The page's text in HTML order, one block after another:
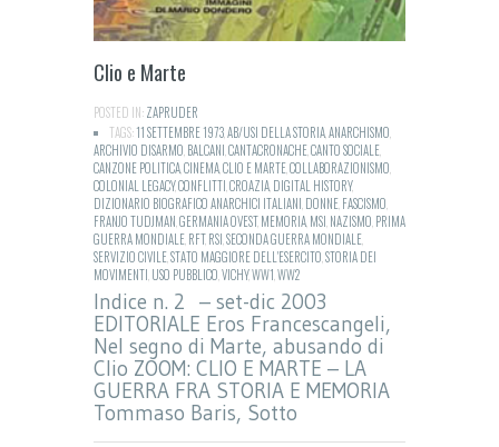
Clio e Marte
POSTED IN:ZAPRUDER
TAGS:11 SETTEMBRE 1973,AB/USI DELLA STORIA,ANARCHISMO,
ARCHIVIO DISARMO,BALCANI,CANTACRONACHE,CANTO SOCIALE,
CANZONE POLITICA,CINEMA,CLIO E MARTE,COLLABORAZIONISMO,
COLONIAL LEGACY,CONFLITTI,CROAZIA,DIGITAL HISTORY,
DIZIONARIO BIOGRAFICO ANARCHICI ITALIANI,DONNE,FASCISMO,
FRANJO TUDJMAN,GERMANIA OVEST,MEMORIA,MSI,NAZISMO,PRIMA
GUERRA MONDIALE,RFT,RSI,SECONDA GUERRA MONDIALE,
SERVIZIO CIVILE,STATO MAGGIORE DELL'ESERCITO,STORIA DEI
MOVIMENTI,USO PUBBLICO,VICHY,WW1,WW2
Indice n. 2 – set-dic 2003
EDITORIALE Eros Francescangeli,
Nel segno di Marte, abusando di
Clio ZOOM: CLIO E MARTE – LA
GUERRA FRA STORIA E MEMORIA
Tommaso Baris, Sotto